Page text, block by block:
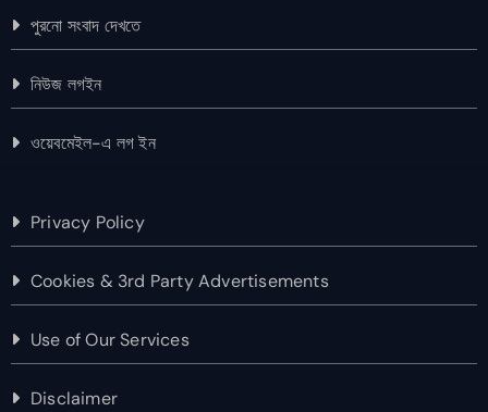
পুরনো সংবাদ দেখতে
নিউজ লগইন
ওয়েবমেইল-এ লগ ইন
Privacy Policy
Cookies & 3rd Party Advertisements
Use of Our Services
Disclaimer